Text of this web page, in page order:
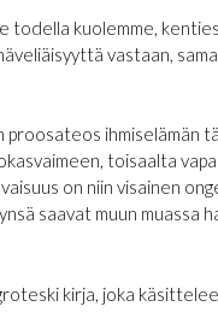
kuolemme,
vastaan,
proosateos ihmiselämän
toisaalta
on niin visainen
saavat muun muassa
kirja, joka